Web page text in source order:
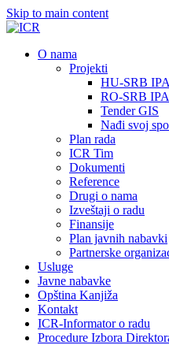
Skip to main content
О nama
Projekti
HU-SRB IPA
RO-SRB IPA
Tender GIS
Nađi svoj
Plan rada
ICR Tim
Dokumenti
Reference
Drugi o nama
Izveštaji o radu
Finansije
Plan javnih nabavki
Partnerske
Usluge
Javne nabavke
Opština Kanjiža
Kontakt
ICR-Informator o radu
Procedure Izbora